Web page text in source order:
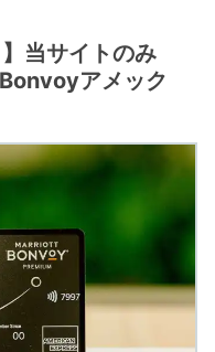
当サイトのみ
アメック